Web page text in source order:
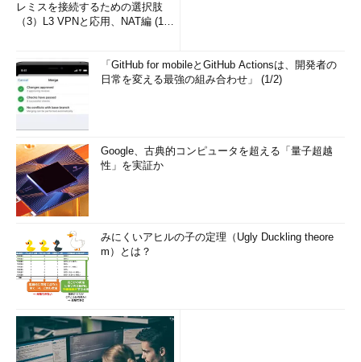
レミスを接続するための選択肢
（3）L3 VPNと応用、NAT編 (1/
「GitHub for mobileとGitHub Actionsは、開発者の
日常を変える最強の組み合わせ」 (1/2)
Google、古典的コンピュータを超える「量子超越
性」を実証か
みにくいアヒルの子の定理（Ugly Duckling theore
m）とは？